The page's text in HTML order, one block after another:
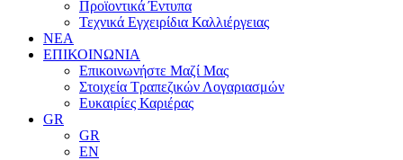
Προϊοντικά Έντυπα
Τεχνικά Εγχειρίδια Καλλιέργειας
ΝΕΑ
ΕΠΙΚΟΙΝΩΝΙΑ
Επικοινωνήστε Μαζί Μας
Στοιχεία Τραπεζικών Λογαριασμών
Ευκαιρίες Καριέρας
GR
GR
EN